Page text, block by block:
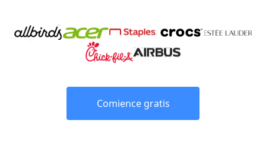
Comience gratis